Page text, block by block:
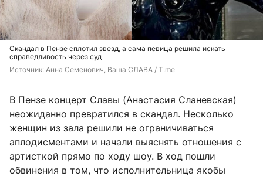
Скандал в Пензе сплотил звезд, а сама певица решила искать
справедливость через суд
Источник: Анна Семенович, Ваша СЛАВА / T.me
В Пензе концерт Славы (Анастасия Сланевская)
неожиданно превратился в скандал. Несколько
женщин из зала решили не ограничиваться
аплодисментами и начали выяснять отношения с
артисткой прямо по ходу шоу. В ход пошли
обвинения в том, что исполнительница якобы